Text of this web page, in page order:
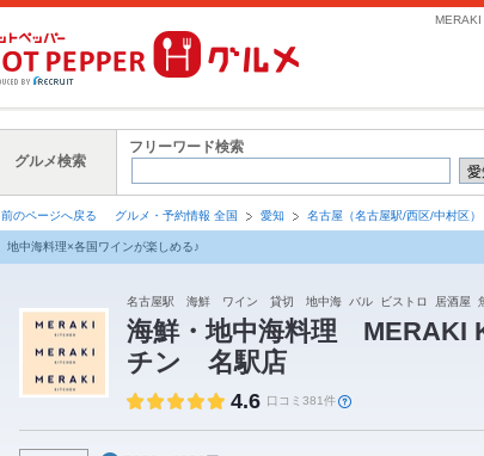
MERAKI
グルメ検索
フリーワード検索
前のページへ戻る グルメ・予約情報 全国 愛知 名古屋（名古屋駅/西区/中村区）
地中海料理×各国ワインが楽しめる♪
名古屋駅 海鮮 ワイン 貸切 地中海 バル ビストロ 居酒屋
海鮮・地中海料理 MERAKI
チン 名駅店
4.6 口コミ381件